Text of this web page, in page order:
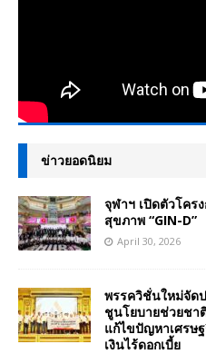
ข่าวยอดนิยม
จุฬาฯ เปิดตัวโคร
สุขภาพ “GIN-D”
April 30, 2026
พรรควิชั่นใหม่จัด
ชูนโยบายช่วยชา
แก้ไขปัญหาเศรษ
เงินไร้ดอกเบี้ย